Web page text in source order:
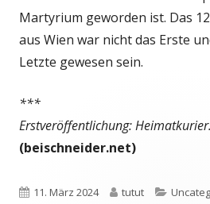
Martyrium geworden ist. Das
aus Wien war nicht das Erste
Letzte gewesen sein.
***
Erstveröffentlichung: Heimatkurier.
(beischneider.net)
Veröffentlicht
11. März 2024 Autor
tutut